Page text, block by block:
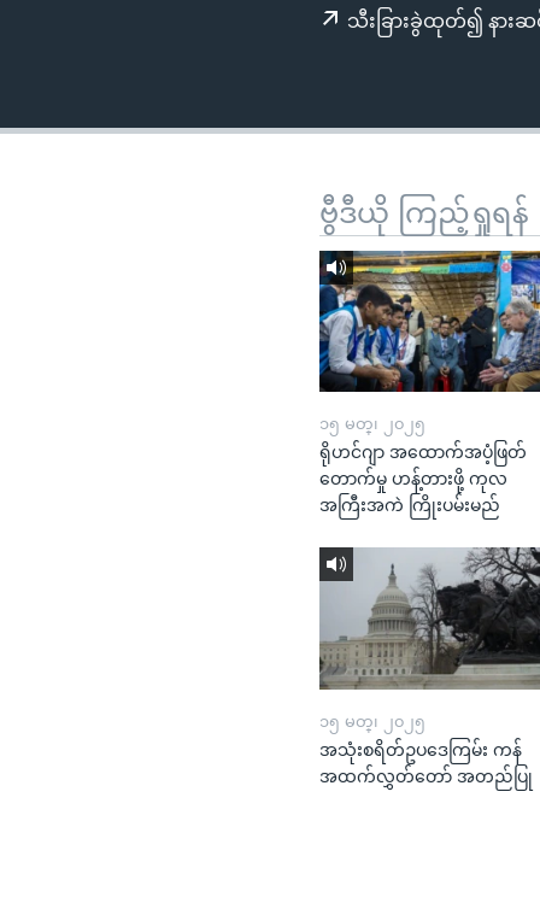
ကျော်
သီးခြားခွဲထုတ်၍ နား
ဗွီဒီယို ကြည့်ရှုရန်
၁၅ မတ္၊ ၂၀၂၅
ရိုဟင်ဂျာ အထောက်အပံ့ဖြတ်
တောက်မှု ဟန့်တားဖို့ ကုလ
အကြီးအကဲ ကြိုးပမ်းမည်
၁၅ မတ္၊ ၂၀၂၅
အသုံးစရိတ်ဥပဒေကြမ်း ကန်
အထက်လွှတ်တော် အတည်ပြု